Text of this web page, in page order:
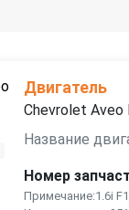
Двигатель
Chevrolet
Название
Номер
Примечание:1.6i